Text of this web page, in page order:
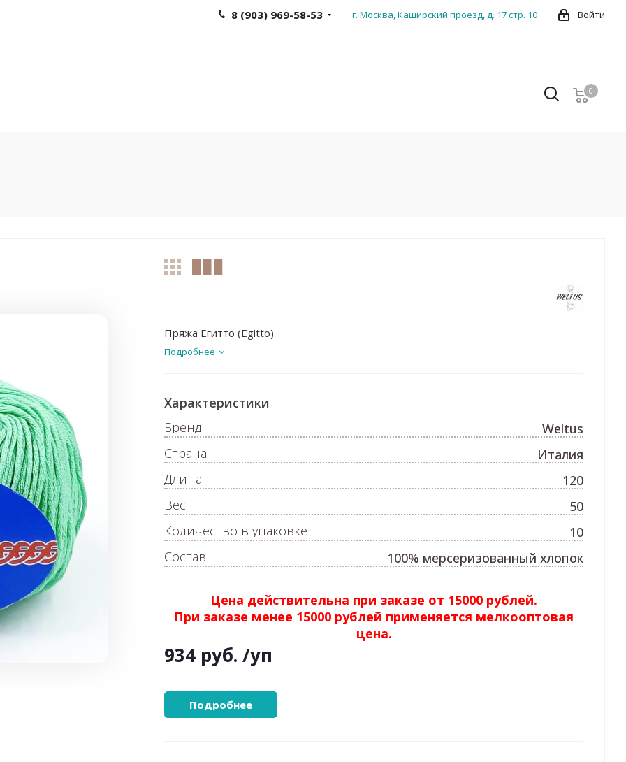
Войти
г. Москва, Каширский проезд, д. 17 стр. 10
8 (903) 969-58-53
0
0
Пряжа Егитто (Egitto)
Подробнее
Цена действительна при заказе от 15000 рублей.
При заказе менее 15000 рублей применяется мелкооптовая
цена.
934 руб. /уп
Подробнее
Характеристики
Бренд
Weltus
Страна
Италия
Длина
120
Вес
50
Количество в упаковке
10
Состав
100% мерсеризованный хлопок